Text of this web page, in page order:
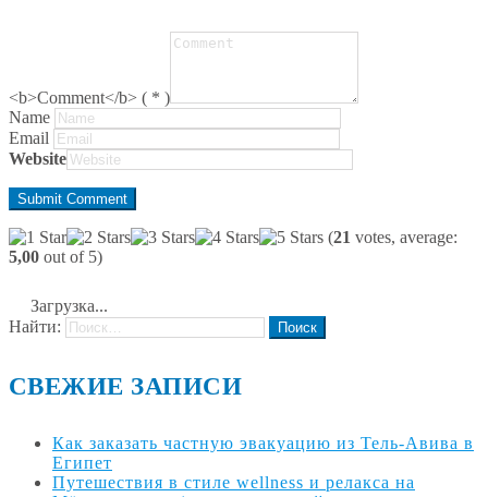
<b>Comment</b> ( * )
Name
Email
Website
(21 votes, average:
5,00 out of 5)
Загрузка...
Найти:
СВЕЖИЕ ЗАПИСИ
Как заказать частную эвакуацию из Тель-Авива в
Египет
Путешествия в стиле wellness и релакса на